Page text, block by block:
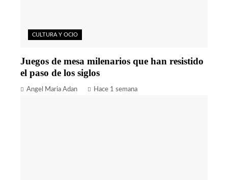
CULTURA Y OCIO
Juegos de mesa milenarios que han resistido
el paso de los siglos
Angel Maria Adan Hace 1 semana